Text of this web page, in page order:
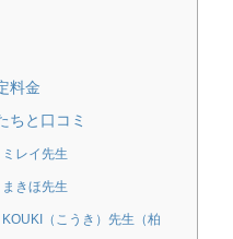
料金
ちと口コミ
レイ先生
きほ先生
（こうき）先生（柏